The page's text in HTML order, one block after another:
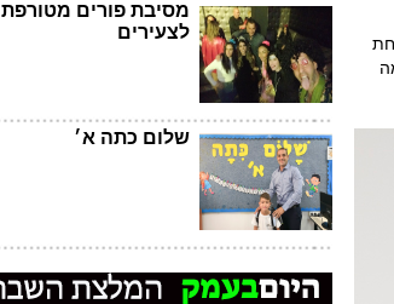
מסיבת פורים מטורפת
לצעירים
שלום כתה א׳